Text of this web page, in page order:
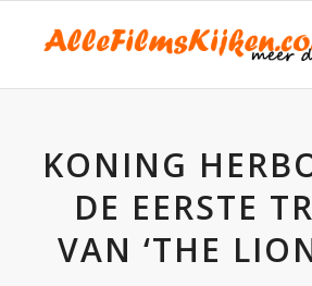
KONING
DE EERSTE
VAN ‘THE